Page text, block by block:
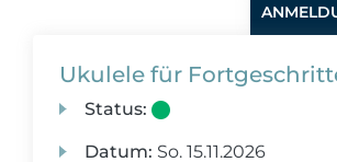
Ukulele für
Status:
Datum: So. 15.11.2026